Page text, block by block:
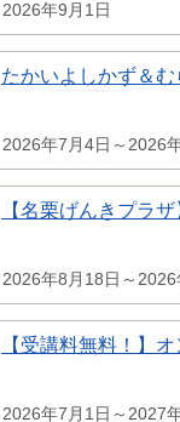
2026年9月1日
たかいよしかず＆
2026年7月4日～2026
【名栗げんきプラ
2026年8月18日～2026
【受講料無料！】
2026年7月1日～2027